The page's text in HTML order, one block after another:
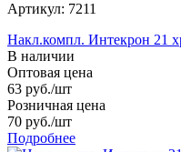
Артикул: 7211
Накл.компл. Интекрон 21
В наличии
Оптовая цена
63 руб./шт
Розничная цена
70 руб./шт
Подробнее